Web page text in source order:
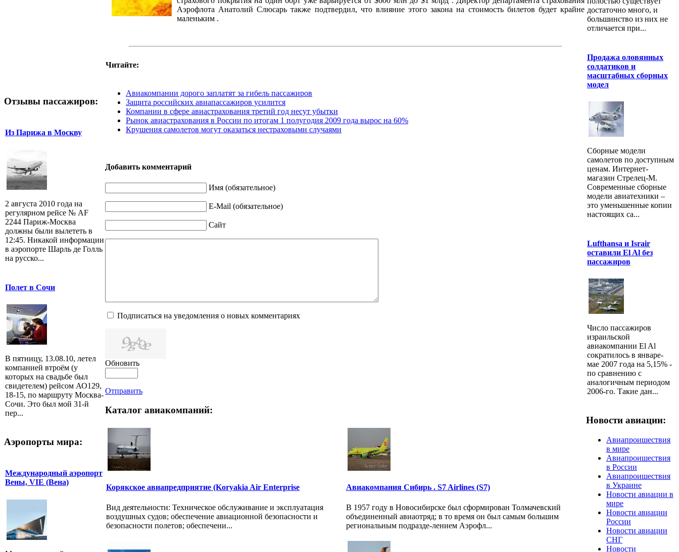
Отзывы пассажиров:
Из Парижа в Москву
2 августа 2010 года на
регулярном рейсе № AF
2244 Париж-Москва
должны были вылететь в
12:45. Никакой информации
в аэропорте Шарль де Голль
на русско...
Полет в Сочи
В пятницу, 13.08.10, летел
компанией втроём (у
которых на свадьбе был
свидетелем) рейсом АО129,
18-15, по маршруту Москва-
Сочи. Это был мой 31-й
пер...
Аэропорты мира:
Международный аэропорт
Вены, VIE (Вена)
Аэрофлота Анатолий Слюсарь также подтвердил, что влияние этого закона на стоимость билетов будет крайне
маленьким .
Читайте:
Авиакомпании дорого заплатят за гибель пассажиров
Защита российских авиапассажиров усилится
Компании в сфере авиастрахования третий год несут убытки
Рынок авиастрахования в России по итогам 1 полугодия 2009 года вырос на 60%
Крушения самолетов могут оказаться нестраховыми случаями
Добавить комментарий
Имя (обязательное)
E-Mail (обязательное)
Сайт
Подписаться на уведомления о новых комментариях
Обновить
Отправить
Каталог авиакомпаний:
Корякское авиапредприятие (Koryakia Air Enterprise
Вид деятельности: Техническое обслуживание и эксплуатация
воздушных судов; обеспечение авиационной безопасности и
безопасности полетов; обеспечени...
Авиакомпания Сибирь . S7 Airlines (S7)
В 1957 году в Новосибирске был сформирован Толмачевский
объединенный авиаотряд; в то время он был самым большим
региональным подразде-лением Аэрофл...
достаточно много, и
большинство из них не
отличается при...
Продажа оловянных
солдатиков и
масштабных сборных
модел
Сборные модели
самолетов по доступным
ценам. Интернет-
магазин Стрелец-М.
Современные сборные
модели авиатехники –
это уменьшенные копии
настоящих са...
Lufthansa и Israir
оставили El Al без
пассажиров
Число пассажиров
израильской
авиакомпании El Al
сократилось в январе-
мае 2007 года на 5,15% -
по сравнению с
аналогичным периодом
2006-го. Такие дан...
Новости авиации:
Авиапроишествия
в мире
Авиапроишествия
в России
Авиапроишествия
в Украине
Новости авиации в
мире
Новости авиации
России
Новости авиации
СНГ
Новости